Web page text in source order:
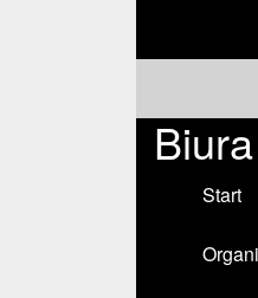
Start